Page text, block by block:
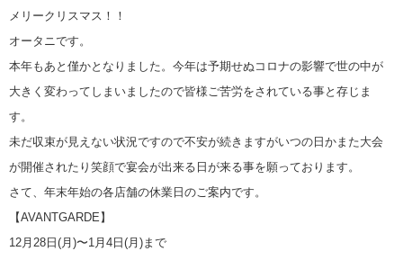
メリークリスマス！！
オータニです。
本年もあと僅かとなりました。今年は予期せぬコロナの影響で世の中が
大きく変わってしまいましたので皆様ご苦労をされている事と存じま
す。
未だ収束が見えない状況ですので不安が続きますがいつの日かまた大会
が開催されたり笑顔で宴会が出来る日が来る事を願っております。
さて、年末年始の各店舗の休業日のご案内です。
【AVANTGARDE】
12月28日(月)〜1月4日(月)まで